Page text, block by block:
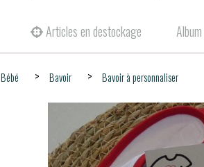
Articles en destockage
Bébé Bavoir Bavoir à personnaliser